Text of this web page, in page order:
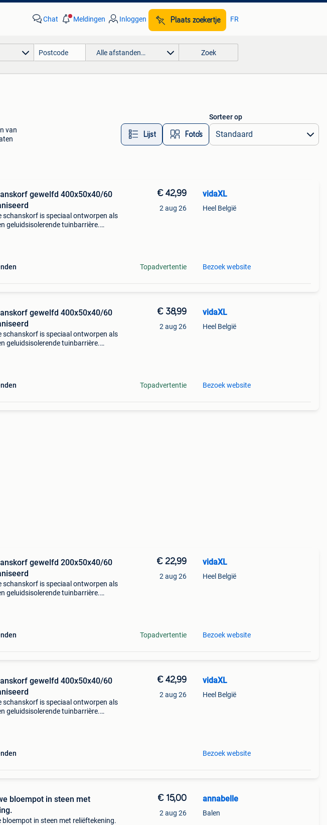
Chat Meldingen Inloggen Plaats zoekertje FR
Alle afstanden… Zoek
van
Lijst Foto’s
Sorteer op
gewelfd 400x50x40/60
schanskorf is speciaal ontworpen als
geluidsisolerende tuinbarrière.
€ 42,99
2 aug 26
Topadvertentie
vidaXL
Heel België
Bezoek website
gewelfd 400x50x40/60
schanskorf is speciaal ontworpen als
geluidsisolerende tuinbarrière.
€ 38,99
2 aug 26
Topadvertentie
vidaXL
Heel België
Bezoek website
gewelfd 200x50x40/60
schanskorf is speciaal ontworpen als
geluidsisolerende tuinbarrière.
€ 22,99
2 aug 26
Topadvertentie
vidaXL
Heel België
Bezoek website
gewelfd 400x50x40/60
schanskorf is speciaal ontworpen als
geluidsisolerende tuinbarrière.
€ 42,99
2 aug 26
vidaXL
Heel België
Bezoek website
bloempot in steen met
bloempot in steen met reliëftekening.
€ 15,00
2 aug 26
annabelle
Balen